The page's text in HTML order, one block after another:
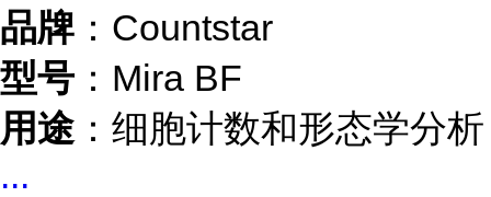
品牌 ：Countstar
型号 ：Mira BF
用途 ：细胞计数和形态学分析
...